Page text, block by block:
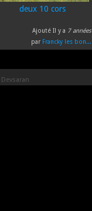
deux 10 cors
Ajouté Il y a 7 années
par Francky les bon...
Devsaran